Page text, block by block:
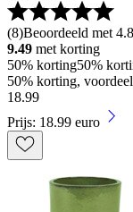
(8)Beoordeeld met
9.49 met korting
50% korting50%
50% korting,
18.99
Prijs: 18.99 euro